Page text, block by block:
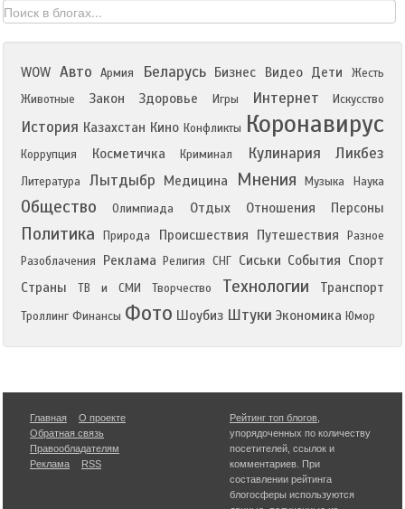
WOW Авто Армия Беларусь Бизнес Видео Дети
Жесть
Животные
Закон Здоровье Игры Интернет Искусство
История Казахстан Кино Конфликты Коронавирус
Коррупция Косметичка Криминал Кулинария Ликбез
Литература Лытдыбр Медицина Мнения Музыка Наука
Общество Олимпиада Отдых Отношения Персоны
Политика Природа Происшествия Путешествия
Разное
Разоблачения
Реклама Религия СНГ Сиськи События Спорт
Страны
ТВ и СМИ Творчество Технологии Транспорт
Троллинг Финансы Фото Шоубиз Штуки Экономика Юмор
Главная
О проекте
Обратная связь
Правообладателям
Реклама
RSS
Рейтинг топ блогов
упорядоченных по количеству
посетителей, ссылок и
комментариев. При
составлении рейтинга
блогосферы используются